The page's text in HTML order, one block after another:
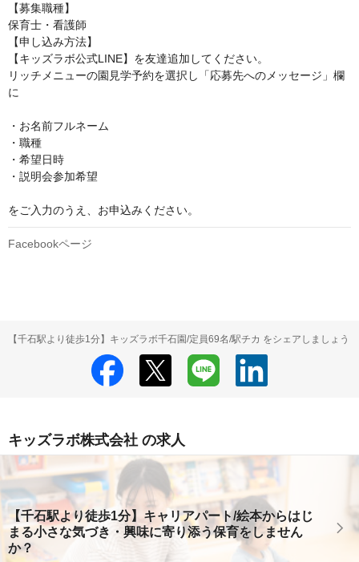
【募集職種】
保育士・看護師
【申し込み方法】
【キッズラボ公式LINE】を友達追加してください。
リッチメニューの園見学予約を選択し「応募先へのメッセージ」欄
に
・お名前フルネーム
・職種
・希望日時
・説明会参加希望
をご入力のうえ、お申込みください。
Facebookページ
【千石駅より徒歩1分】キッズラボ千石園/定員69名/駅チカ をシェアしましょう
キッズラボ株式会社 の求人
【千石駅より徒歩1分】キャリアパート/絵本からはじ
まる小さな気づき・興味に寄り添う保育をしません
か？